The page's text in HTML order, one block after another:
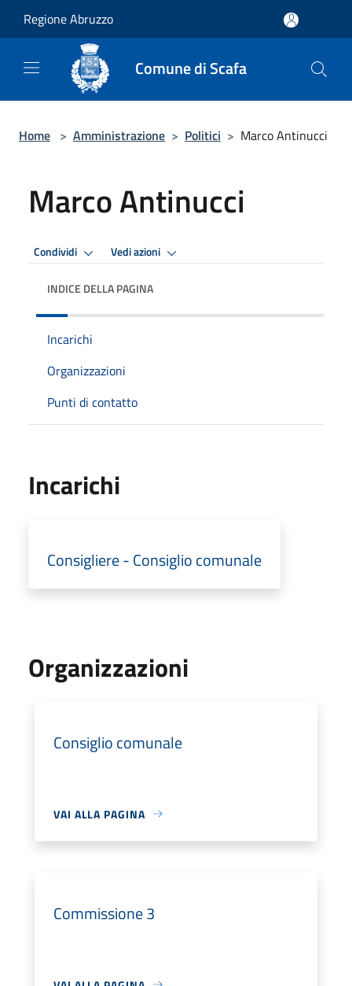
Regione Abruzzo
Comune di Scafa
Home > Amministrazione > Politici > Marco Antinucci
Marco Antinucci
Condividi Vedi azioni
INDICE DELLA PAGINA
Incarichi
Organizzazioni
Punti di contatto
Incarichi
Consigliere - Consiglio comunale
Organizzazioni
Consiglio comunale
VAI ALLA PAGINA
Commissione 3